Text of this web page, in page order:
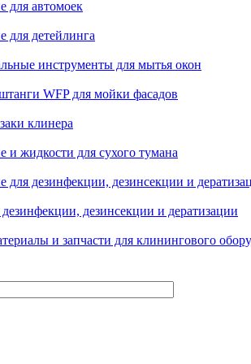
для автомоек
для детейлинга
инструменты для мытья окон
WFP для мойки фасадов
клинера
и жидкости для сухого тумана
для дезинфекции, дезинсекции и
дезинсекции и дератизации
и запчасти для клинингового